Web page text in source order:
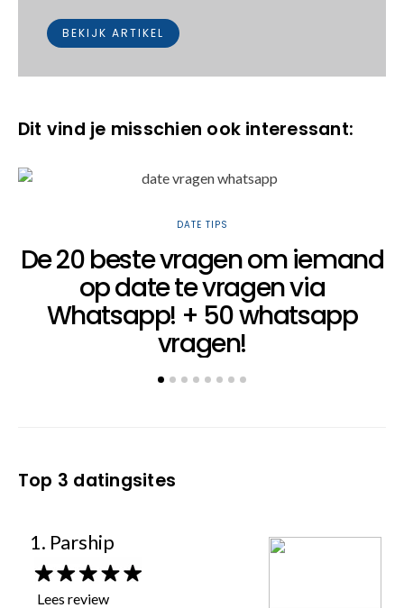
BEKIJK ARTIKEL
Dit vind je misschien ook interessant:
DATE TIPS
De 20 beste vragen om iemand
op date te vragen via
Whatsapp! + 50 whatsapp
vragen!
Top 3 datingsites
1. Parship
Lees review